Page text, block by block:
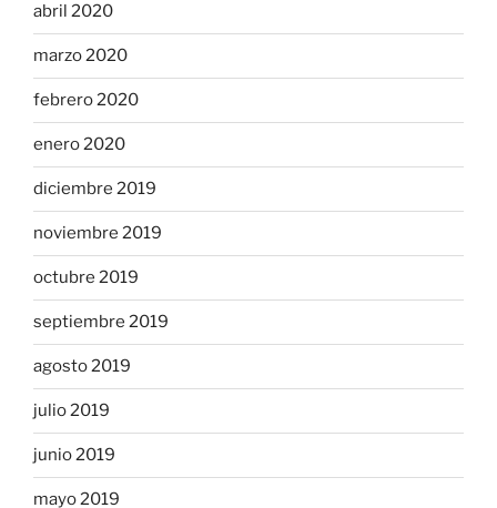
abril 2020
marzo 2020
febrero 2020
enero 2020
diciembre 2019
noviembre 2019
octubre 2019
septiembre 2019
agosto 2019
julio 2019
junio 2019
mayo 2019